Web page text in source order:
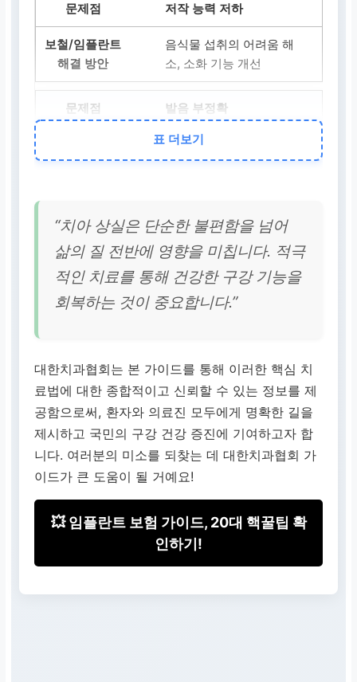
저작 능력 저하
음식물 섭취의 어려움 해
소, 소화 기능 개선
발음 부정확
정확한 발음으로 원활한
의사소통 가능
아름다운 미소와 자신감
회복
잇몸뼈 흡수
유지 및 안면 윤곽 보존
표 더보기
“치아 상실은 단순한 불편함을 넘어
삶의 질 전반에 영향을 미칩니다. 적극
적인 치료를 통해 건강한 구강 기능을
회복하는 것이 중요합니다.”
대한치과협회는 본 가이드를 통해 이러한 핵심 치
료법에 대한 종합적이고 신뢰할 수 있는 정보를 제
공함으로써, 환자와 의료진 모두에게 명확한 길을
제시하고 국민의 구강 건강 증진에 기여하고자 합
니다. 여러분의 미소를 되찾는 데 대한치과협회 가
이드가 큰 도움이 될 거예요!
💥 임플란트 보험 가이드, 20대 핵꿀팁 확
인하기!